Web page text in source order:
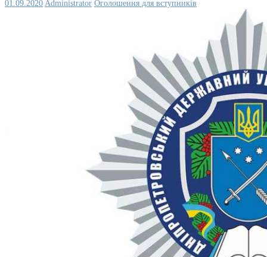
01.09.2020 Administrator Оголошення для вступників